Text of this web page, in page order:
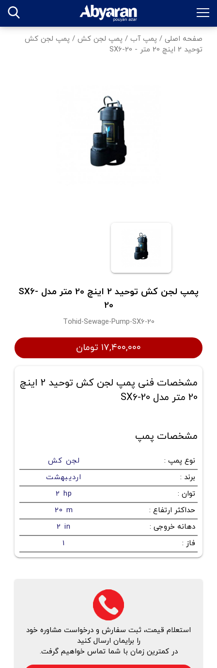
صفحه اصلی / پمپ آب / پمپ لجن کش / پمپ لجن کش
توحید 2 اینچ 20 متر - SX6-20
پمپ لجن کش توحید 2 اینچ 20 متر مدل SX6-
20
Tohid-Sewage-Pump-SX6-20
۱۷,۴۰۰,۰۰۰ تومان
مشخصات فنی پمپ لجن کش توحید 2 اینچ
20 متر مدل SX6-20
مشخصات پمپ
نوع پمپ :
لجن کش
برند :
اردیبهشت
توان :
2 hp
حداکثر ارتفاع :
20 m
دهانه خروجی :
2 in
فاز :
1
استعلام قیمت، ثبت سفارش و درخواست مشاوره خود
را برایمان ارسال کنید
در کمترین زمان با شما تماس خواهیم گرفت.